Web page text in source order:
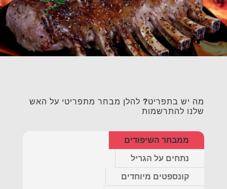
מה יש בתפריט? להלן מבחר מתפריטי על האש
שלנו להתרשמות
ממבחר השיפודים
נתחים על הגריל
קונספטים מיוחדים